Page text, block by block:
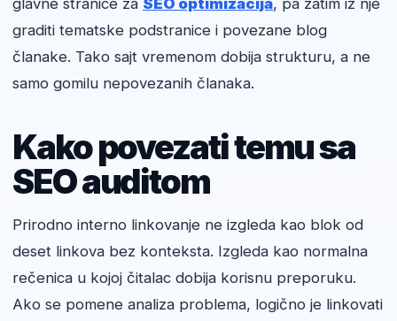
glavne stranice za SEO optimizacija, pa zatim iz nje
graditi tematske podstranice i povezane blog
članake. Tako sajt vremenom dobija strukturu, a ne
samo gomilu nepovezanih članaka.
Kako povezati temu sa
SEO auditom
Prirodno interno linkovanje ne izgleda kao blok od
deset linkova bez konteksta. Izgleda kao normalna
rečenica u kojoj čitalac dobija korisnu preporuku.
Ako se pomene analiza problema, logično je linkovati